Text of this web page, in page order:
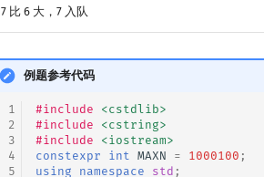
7 比 6 大，7 入队
例题参考代码
1
2
3
4
5
#include
<cstdlib>
#include
<cstring>
#include
<iostream>
constexpr
int MAXN = 1000100 ;
using
namespace std ;